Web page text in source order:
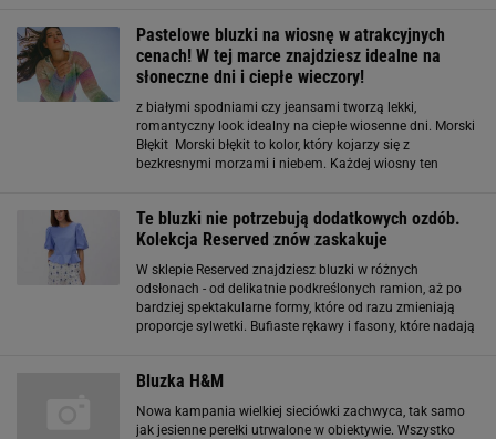
Pastelowe bluzki na wiosnę w atrakcyjnych
cenach! W tej marce znajdziesz idealne na
słoneczne dni i ciepłe wieczory!
z białymi spodniami czy jeansami tworzą lekki,
romantyczny look idealny na ciepłe wiosenne dni. Morski
Błękit Morski błękit to kolor, który kojarzy się z
bezkresnymi morzami i niebem. Każdej wiosny ten
Te bluzki nie potrzebują dodatkowych ozdób.
Kolekcja Reserved znów zaskakuje
W sklepie Reserved znajdziesz bluzki w różnych
odsłonach - od delikatnie podkreślonych ramion, aż po
bardziej spektakularne formy, które od razu zmieniają
proporcje sylwetki. Bufiaste rękawy i fasony, które nadają
Bluzka H&M
Nowa kampania wielkiej sieciówki zachwyca, tak samo
jak jesienne perełki utrwalone w obiektywie. Wszystko